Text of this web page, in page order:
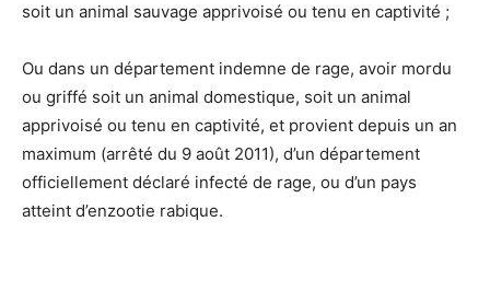
soit un animal sauvage apprivoisé ou tenu en captivité ;
Ou dans un département indemne de rage, avoir mordu
ou griffé soit un animal domestique, soit un animal
apprivoisé ou tenu en captivité, et provient depuis un an
maximum (arrêté du 9 août 2011), d’un département
officiellement déclaré infecté de rage, ou d’un pays
atteint d’enzootie rabique.